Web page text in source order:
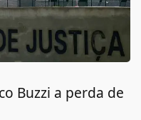
Buzzi a perda de